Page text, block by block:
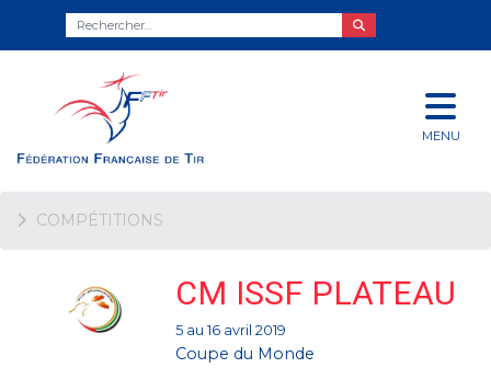
MENU
COMPÉTITIONS
CM ISSF PLATEAU
5 au 16 avril 2019
Coupe du Monde